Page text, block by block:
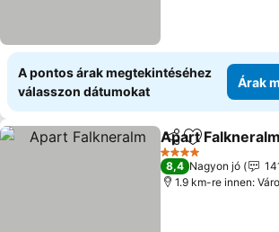
A pontos árak megtekintéséhez
válasszon dátumokat
Árak
Megosztás
Hozzáadás
Apart Falkneralm
4 Kategória
8,4 Nagyon jó
1.9 km-re innen: